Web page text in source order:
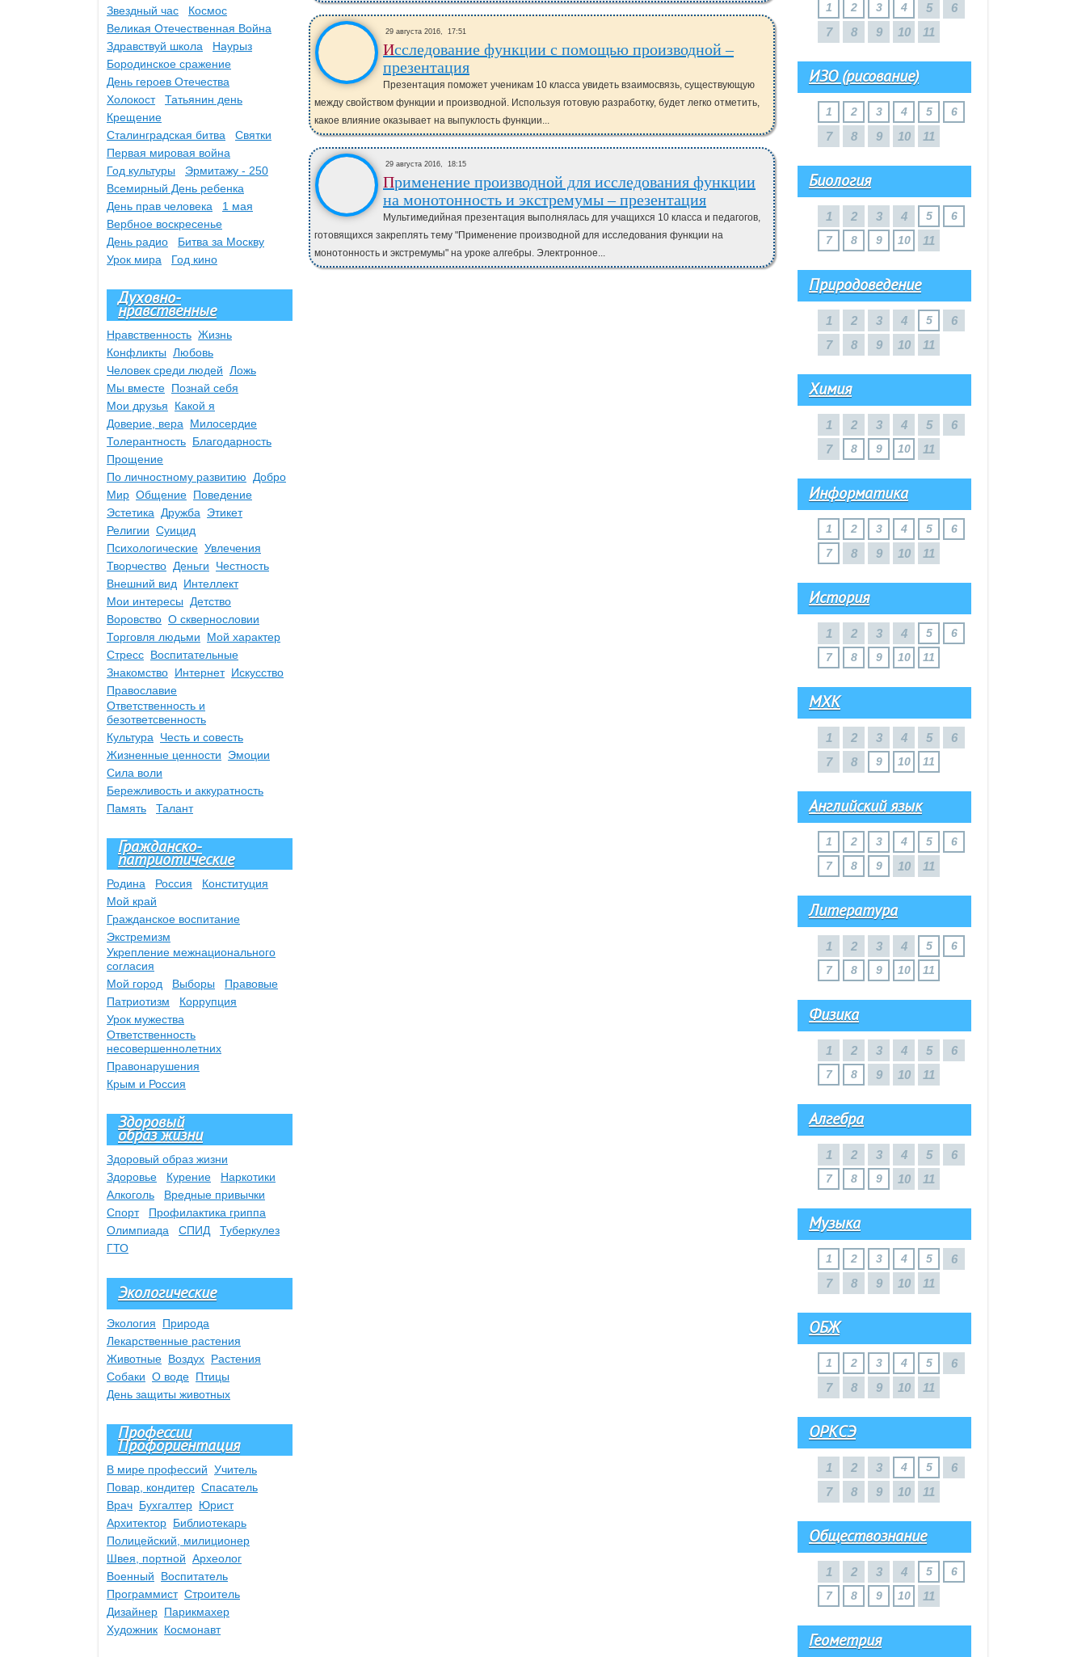
29 августа 2016, 17:51
Исследование функции с помощью производной –
презентация
Презентация поможет ученикам 10 класса увидеть взаимосвязь, существующую
между свойством функции и производной. Используя готовую разработку, будет легко отметить,
какое влияние оказывает на выпуклость функции...
29 августа 2016, 18:15
Применение производной для исследования функции
на монотонность и экстремумы – презентация
Мультимедийная презентация выполнялась для учащихся 10 класса и педагогов,
готовящихся закреплять тему "Применение производной для исследования функции на
монотонность и экстремумы" на уроке алгебры. Электронное...
1 2 3 4 5
6
7
8 9 10 11
ИЗО (рисование)
1 2 3 4 5 6
7 8 9 10 11
Биология
1 2 3 4 5
6
7
8 9 10 11
Природоведение
1 2 3 4 5
6
7
8 9 10 11
Химия
1 2 3 4 5
6
7
8 9 10 11
Информатика
1 2 3 4 5
6
7
8 9 10 11
История
1 2 3 4 5
6
7
8 9 10 11
МХК
1 2 3 4 5
6
7
8 9 10 11
Английский язык
1 2 3 4 5
6
7
8 9 10 11
Литература
1 2 3 4 5
6
7
8 9 10 11
Физика
1 2 3 4 5 6
7 8 9 10 11
Алгебра
1 2 3 4 5 6
7 8 9 10 11
Музыка
1 2 3 4 5
6
7
8 9 10 11
ОБЖ
1 2 3 4 5
6
7
8 9 10 11
ОРКСЭ
1 2 3 4 5
6
7
8 9 10 11
Обществознание
1 2 3 4 5
6
7
8 9 10 11
Геометрия
Звездный час
Космос
Великая Отечественная Война
Здравствуй школа
Наурыз
Бородинское сражение
День героев Отечества
Холокост
Татьянин день
Крещение
Сталинградская битва
Святки
Первая мировая война
Год культуры
Эрмитажу - 250
Всемирный День ребенка
День прав человека
1 мая
Вербное воскресенье
День радио
Битва за Москву
Урок мира
Год кино
Духовно-
нравственные
Нравственность Жизнь
Конфликты Любовь
Человек среди людей Ложь
Мы вместе Познай себя
Мои друзья
Какой я
Доверие, вера
Милосердие
Толерантность Благодарность
Прощение
По личностному развитию
Добро
Мир Общение Поведение
Эстетика
Дружба
Этикет
Религии Суицид
Психологические Увлечения
Творчество Деньги
Честность
Внешний вид
Интеллект
Мои интересы
Детство
Воровство О сквернословии
Торговля людьми
Мой характер
Стресс Воспитательные
Знакомство Интернет Искусство
Православие
Ответственность и
безответсвенность
Культура
Честь и совесть
Жизненные ценности
Эмоции
Сила воли
Бережливость и аккуратность
Память
Талант
Гражданско-
патриотические
Родина Россия
Конституция
Мой край
Гражданское воспитание
Экстремизм
Укрепление межнационального
согласия
Мой город
Выборы
Правовые
Патриотизм
Коррупция
Урок мужества
Ответственность
несовершеннолетних
Правонарушения
Крым и Россия
Здоровый
образ жизни
Здоровый образ жизни
Здоровье
Курение
Наркотики
Алкоголь
Вредные привычки
Спорт
Профилактика гриппа
Олимпиада
СПИД
Туберкулез
ГТО
Экологические
Экология
Природа
Лекарственные растения
Животные Воздух Растения
Собаки О воде Птицы
День защиты животных
Профессии
Профориентация
В мире профессий Учитель
Повар, кондитер Спасатель
Врач Бухгалтер Юрист
Архитектор Библиотекарь
Полицейский, милиционер
Швея, портной Археолог
Военный
Воспитатель
Программист Строитель
Дизайнер Парикмахер
Художник Космонавт